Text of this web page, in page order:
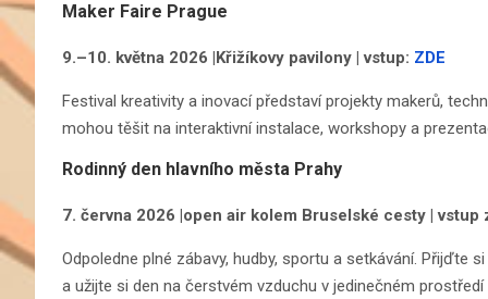
Maker Faire Prague
9.–10. května 2026 |Křižíkovy pavilony | vstup: ZDE
Festival kreativity a inovací představí projekty makerů,
mohou těšit na interaktivní instalace, workshopy a
Rodinný den hlavního města Prahy
7. června 2026 |open air kolem Bruselské cesty | vstup
Odpoledne plné zábavy, hudby, sportu a setkávání. Přijďte
a užijte si den na čerstvém vzduchu v jedinečném